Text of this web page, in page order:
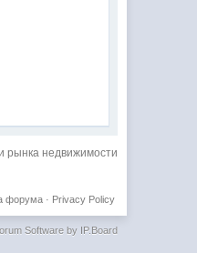
рынка недвижимости
Privacy Policy
форума·
Software by IP.Board